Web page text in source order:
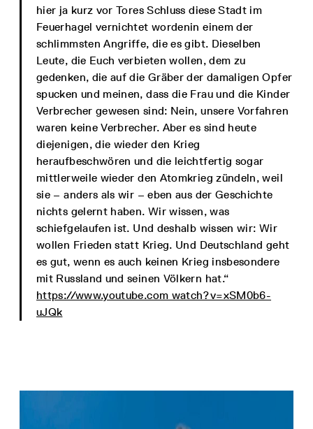
hier ja kurz vor Tores Schluss diese Stadt im
Feuerhagel vernichtet wordenin einem der
schlimmsten Angriffe, die es gibt. Dieselben
Leute, die Euch verbieten wollen, dem zu
gedenken, die auf die Gräber der damaligen Opfer
spucken und meinen, dass die Frau und die Kinder
Verbrecher gewesen sind: Nein, unsere Vorfahren
waren keine Verbrecher. Aber es sind heute
diejenigen, die wieder den Krieg
heraufbeschwören und die leichtfertig sogar
mittlerweile wieder den Atomkrieg zündeln, weil
sie – anders als wir – eben aus der Geschichte
nichts gelernt haben. Wir wissen, was
schiefgelaufen ist. Und deshalb wissen wir: Wir
wollen Frieden statt Krieg. Und Deutschland geht
es gut, wenn es auch keinen Krieg insbesondere
mit Russland und seinen Völkern hat.“
https://www.youtube.com watch?v=xSM0b6-
uJQk